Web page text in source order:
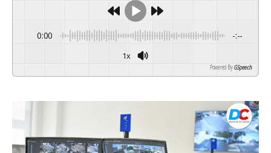
0:00 -:--
1x
Powered By GSpeech